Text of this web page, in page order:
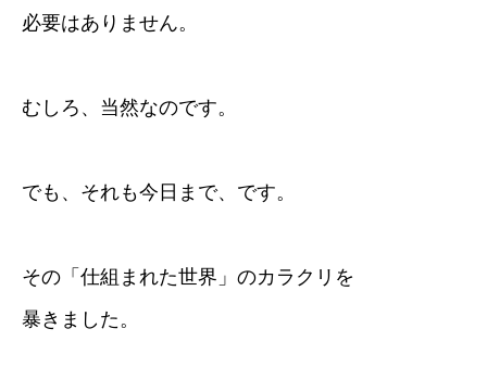
必要はありません。
むしろ、当然なのです。
でも、それも今日まで、です。
その「仕組まれた世界」のカラクリを
暴きました。